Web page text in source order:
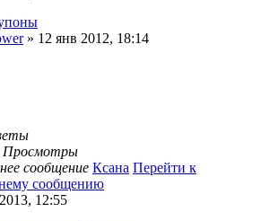
» 12 янв 2012, 18:14
Просмотры
сообщение Ксана Перейти к
сообщению
12:55